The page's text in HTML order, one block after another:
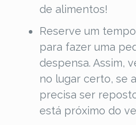
de alimentos!
Reserve um
para fazer uma
despensa. Assim,
no lugar certo, se
precisa ser
está próximo do